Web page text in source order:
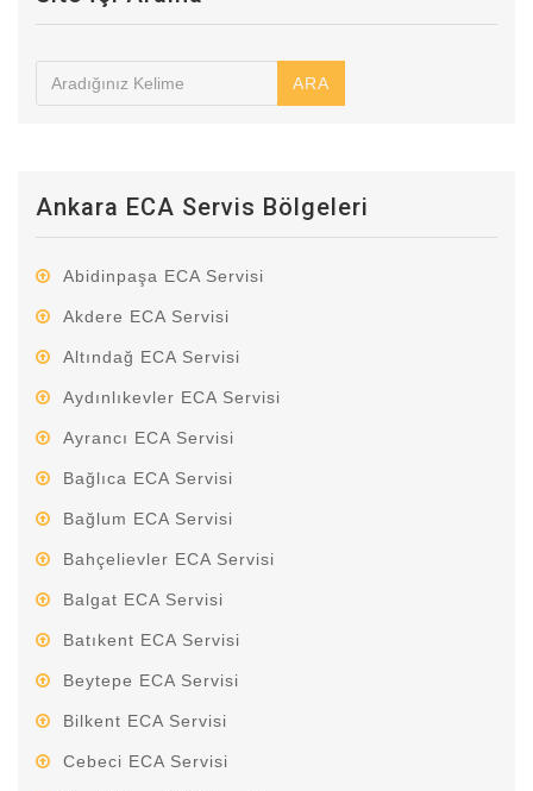
ARA
Ankara ECA Servis Bölgeleri
Abidinpaşa ECA Servisi
Akdere ECA Servisi
Altındağ ECA Servisi
Aydınlıkevler ECA Servisi
Ayrancı ECA Servisi
Bağlıca ECA Servisi
Bağlum ECA Servisi
Bahçelievler ECA Servisi
Balgat ECA Servisi
Batıkent ECA Servisi
Beytepe ECA Servisi
Bilkent ECA Servisi
Cebeci ECA Servisi